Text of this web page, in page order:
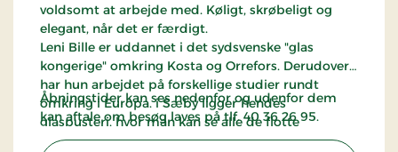
voldsomt at arbejde med. Køligt, skrøbeligt og
elegant, når det er færdigt.
Leni Bille er uddannet i det sydsvenske "glas
kongerige" omkring Kosta og Orrefors. Derudover
har hun arbejdet på forskellige studier rundt
omkring i Europa. i Sæby ligger hendes
glaspusteri, hvor man kan se alle de flotte
glasvarer hun fremstiller.
Åbningstider kan ses nedenfor og udenfor dem
kan aftale om besøg laves på tlf. 40 36 26 95.